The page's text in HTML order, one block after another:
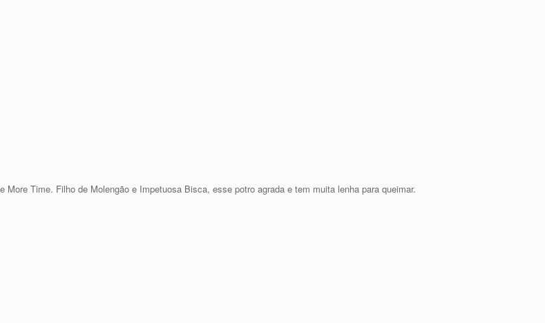
Time. Filho de Molengão e Impetuosa Bisca, esse potro agrada e tem muita lenha para queimar.